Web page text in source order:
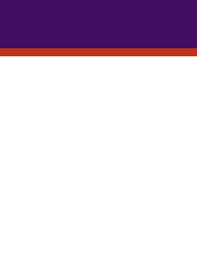
content